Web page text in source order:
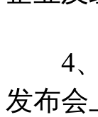
4、
发布会